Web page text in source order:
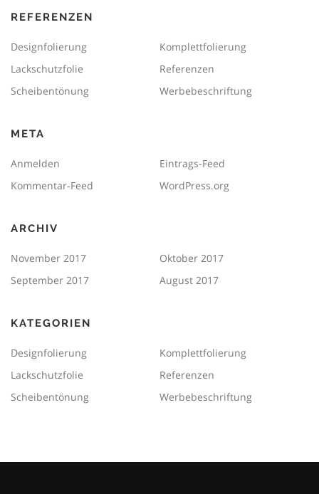
REFERENZEN
Designfolierung
Komplettfolierung
Lackschutzfolie
Referenzen
Scheibentönung
Werbebeschriftung
META
Anmelden
Eintrags-Feed
Kommentar-Feed
WordPress.org
ARCHIV
November 2017
Oktober 2017
September 2017
August 2017
KATEGORIEN
Designfolierung
Komplettfolierung
Lackschutzfolie
Referenzen
Scheibentönung
Werbebeschriftung